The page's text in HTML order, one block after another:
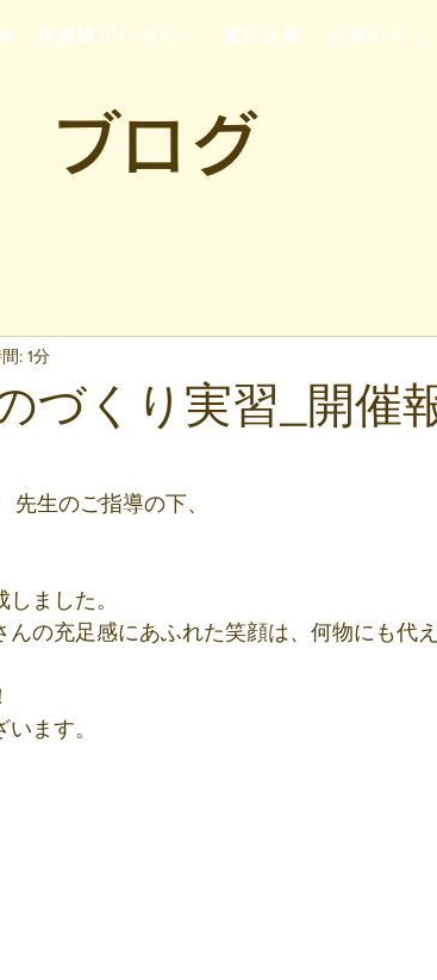
・発達障がいの方へ 運営企業 企業の方へ
ブログ
づくり実習_開催
: 1分
。
先生のご指導の下、
ました。
の充足感にあふれた笑顔は、何物にも代え
ます。